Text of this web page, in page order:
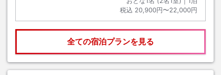
税込 20,900円〜22,000円
全ての宿泊プランを見る